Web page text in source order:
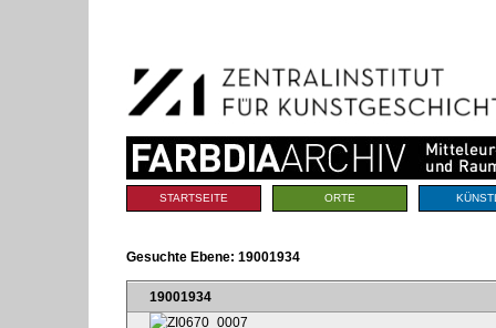
Navigation
Sektionen
STARTSEITE ORTE
Gesuchte Ebene: 19001934
19001934